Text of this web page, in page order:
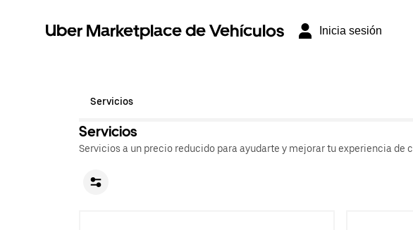
Uber Marketplace de Vehículos Inicia sesión
Servicios
Servicios
Servicios a un precio reducido para ayudarte y mejorar tu experiencia de